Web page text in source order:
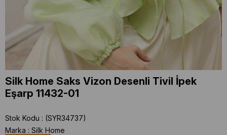
Silk Home Saks Vizon Desenli Tivil İpek
Eşarp 11432-01
Stok Kodu
(SYR34737)
Marka : Silk Home